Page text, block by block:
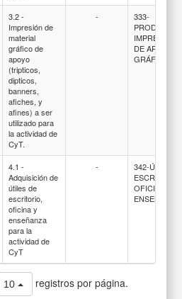
3.2 -
Impresión de
material
gráfico de
apoyo
(tripticos,
dipticos,
banners,
afiches, y
afines) a ser
utilizado para
la actividad de
CyT.
-
333-
DE ARTES
GRÁFICAS
4.1 -
Adquisición de
útiles de
escritorio,
oficina y
enseñanza
para la
actividad de
CyT
-
342-ÚTILES
OFICINA Y
ENSEÑANZA
10 registros por página.